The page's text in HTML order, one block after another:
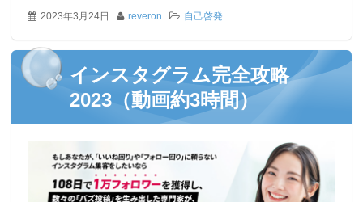
2023年3月24日 reveron 自己啓発
インスタグラム完全攻略
2023（動画約3時間）